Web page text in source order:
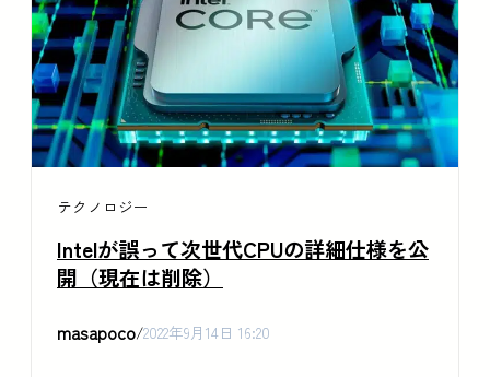
テクノロジー
Intelが誤って次世代CPUの詳細仕様を公
開（現在は削除）
masapoco/2022年9月14日 16:20